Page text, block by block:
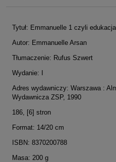
Tytuł: Emmanuelle 1 czyli edukacja
Autor: Emmanuelle Arsan
Tłumaczenie: Rufus Szwert
Wydanie: I
Adres wydawniczy: Warszawa :
Wydawnicza ZSP, 1990
186, [6] stron
Format: 14/20 cm
ISBN: 8370200788
Masa: 200 g